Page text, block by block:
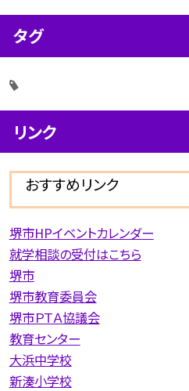
タグ
リンク
おすすめリンク
堺市HPイベントカレンダー
就学相談の受付はこちら
堺市
堺市教育委員会
堺市ＰＴＡ協議会
教育センター
大浜中学校
新湊小学校